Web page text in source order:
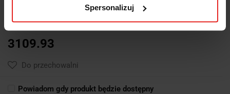
Spersonalizuj
3109.93
3109.93
Do przechowalni
Powiadom gdy produkt będzie dostępny